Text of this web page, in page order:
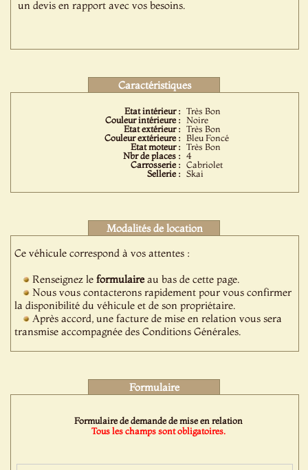
un devis en rapport avec vos besoins.
Caractéristiques
Etat intérieur : Très Bon
Couleur intérieure : Noire
Etat extérieur : Très Bon
Couleur extérieure : Bleu Foncé
Etat moteur : Très Bon
Nbr de places : 4
Carrosserie : Cabriolet
Sellerie : Skai
Modalités de location
Ce véhicule correspond à vos attentes :
Renseignez leformulaireau bas de cette page.
Nous vous contacterons rapidement pour vous confirmer
la disponibilité du véhicule et de son propriétaire.
Après accord, une facture de mise en relation vous sera
transmise accompagnée des Conditions Générales.
Formulaire
Formulaire de demande de mise en relation
Tous les champs sont obligatoires.